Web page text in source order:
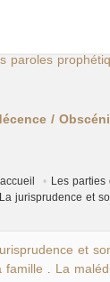
Les
La jurisprudence et
et
La